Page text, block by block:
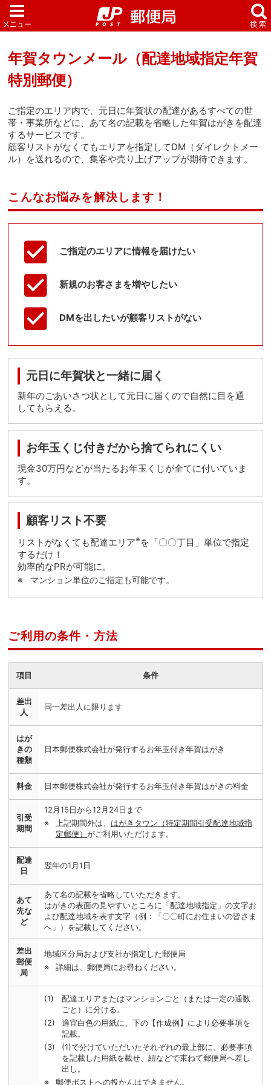
年賀タウンメール（配達地域指定年賀
特別郵便）
ご指定のエリア内で、元日に年賀状の配達があるすべての世
帯・事業所などに、あて名の記載を省略した年賀はがきを配達
するサービスです。
顧客リストがなくてもエリアを指定してDM（ダイレクトメー
ル）を送れるので、集客や売り上げアップが期待できます。
こんなお悩みを解決します！
ご指定のエリアに情報を届けたい
新規のお客さまを増やしたい
DMを出したいが顧客リストがない
元日に年賀状と一緒に届く
新年のごあいさつ状として元日に届くので自然に目を通
してもらえる。
お年玉くじ付きだから捨てられにくい
現金30万円などが当たるお年玉くじが全てに付いていま
す。
顧客リスト不要
リストがなくても配達エリア※を「〇〇丁目」単位で指定
するだけ！
効率的なPRが可能に。
マンション単位のご指定も可能です。
ご利用の条件・方法
項目 条件
差出
人
同一差出人に限ります
はが
きの
種類
日本郵便株式会社が発行するお年玉付き年賀はがき
料金 日本郵便株式会社が発行するお年玉付き年賀はがきの料金
引受
期間
12月15日から12月24日まで
上記期間外は、 はがきタウン（特定期間引受配達地域指
定郵便） がご利用いただけます。
配達
日
翌年の1月1日
あて
先な
ど
あて名の記載を省略していただきます。
はがきの表面の見やすいところに「配達地域指定」の文字お
よび配達地域を表す文字（例：「〇〇町にお住まいの皆さま
へ」）を記載してください。
差出
郵便
局
地域区分局および支社が指定した郵便局
詳細は、郵便局にお尋ねください。
配達エリアまたはマンションごと（または一定の通数
ごと）に分ける。
適宜白色の用紙に、下の【作成例】により必要事項を
記載。
(1)で分けていただいたそれぞれの最上部に、必要事項
を記載した用紙を載せ、紐などで束ねて郵便局へ差し
出し。
郵便ポストへの投かんはできません。